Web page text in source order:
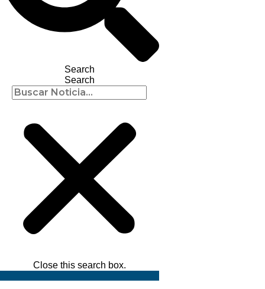
Search
Search
Close this search box.